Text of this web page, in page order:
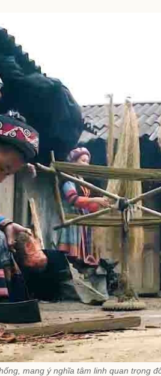
mang ý nghĩa tâm linh quan trọng